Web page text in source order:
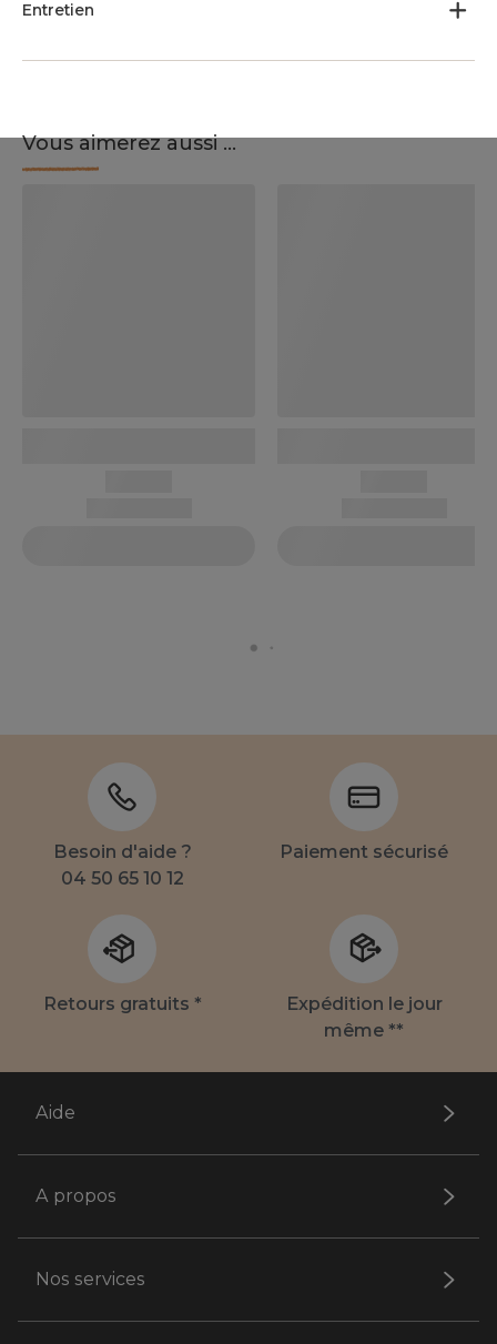
Entretien
Vous aimerez aussi ...
Besoin d'aide ?
04 50 65 10 12
Paiement sécurisé
Retours gratuits *
Expédition le jour
même **
Aide
A propos
Nos services